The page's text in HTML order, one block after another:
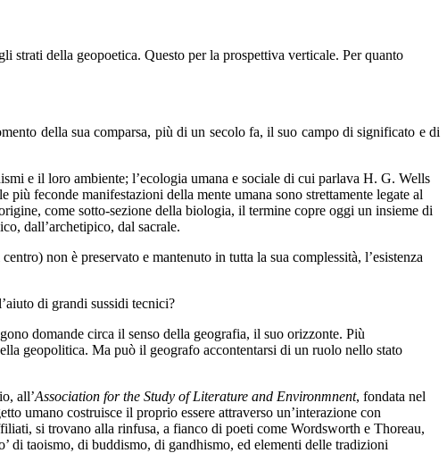
strati della geopoetica. Questo per la prospettiva verticale. Per quanto
della sua comparsa, più di un secolo fa, il suo campo di significato e di
e il loro ambiente; l’ecologia umana e sociale di cui parlava H. G. Wells
feconde manifestazioni della mente umana sono strettamente legate al
come sotto-sezione della biologia, il termine copre oggi un insieme di
dall’archetipico, dal sacrale.
non è preservato e mantenuto in tutta la sua complessità, l’esistenza
di grandi sussidi tecnici?
domande circa il senso della geografia, il suo orizzonte. Più
geopolitica. Ma può il geografo accontentarsi di un ruolo nello stato
all’Association for the Study of Literature and Environmnent, fondata nel
umano costruisce il proprio essere attraverso un’interazione con
si trovano alla rinfusa, a fianco di poeti come Wordsworth e Thoreau,
di taoismo, di buddismo, di gandhismo, ed elementi delle tradizioni